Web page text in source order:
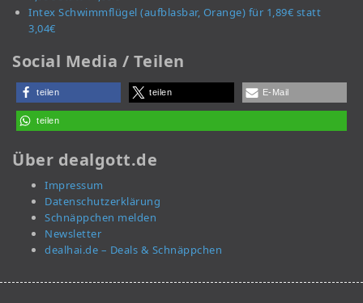
Intex Schwimmflügel (aufblasbar, Orange) für 1,89€ statt
3,04€
Social Media / Teilen
teilen teilen E-Mail
teilen
Über dealgott.de
Impressum
Datenschutzerklärung
Schnäppchen melden
Newsletter
dealhai.de – Deals & Schnäppchen